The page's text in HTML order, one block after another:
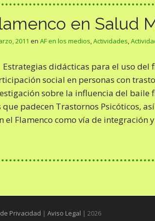
en Salud
2011 en AF en los medios,Actividades,
Estrategias didácticas para el uso del
social en personas con
sobre la influencia del baile
padecen Trastornos Psicóticos,
el Flamenco como vía de integración
Privacidad | Aviso Legal | 2026